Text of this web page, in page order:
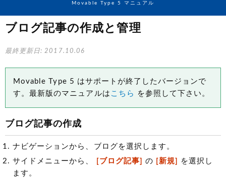
Movable Type 5 マニュアル
ブログ記事の作成と管理
最終更新日: 2017.10.06
Movable Type 5 はサポートが終了したバージョンで
す。最新版のマニュアルは こちら を参照して下さい。
ブログ記事の作成
ナビゲーションから、ブログを選択します。
サイドメニューから、
[ブログ記事] の [新規]
を選択し
ます。